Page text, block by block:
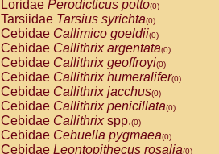
PitheciidaeCallicebus cupreus
PitheciidaeCallicebus donacophilus
PitheciidaeCallicebus moloch
PitheciidaeCallicebus torquatus
PitheciidaeCallicebusspp.(0)
PitheciidaeChiropotes satanas(0)
PitheciidaePithecia monachus
PitheciidaePithecia pithecia(0)
CercopithecidaeCercocebus agilis
CercopithecidaeCercocebus
CercopithecidaeCercocebus
Loridae Perodicticus potto(0)
Tarsiidae Tarsius syrichta(0)
Cebidae Callimico goeldii(0)
Cebidae Callithrix argentata(0)
Cebidae Callithrix geoffroyi(0)
Cebidae Callithrix humeralifer(0)
Cebidae Callithrix jacchus(0)
Cebidae Callithrix penicillata(0)
Cebidae Callithrixspp.(0)
Cebidae Cebuella pygmaea(0)
Cebidae Leontopithecus rosalia(0)